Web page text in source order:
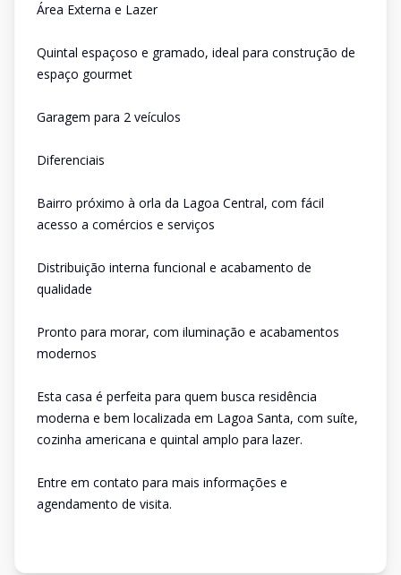
Área Externa e Lazer
Quintal espaçoso e gramado, ideal para construção de
espaço gourmet
Garagem para 2 veículos
Diferenciais
Bairro próximo à orla da Lagoa Central, com fácil
acesso a comércios e serviços
Distribuição interna funcional e acabamento de
qualidade
Pronto para morar, com iluminação e acabamentos
modernos
Esta casa é perfeita para quem busca residência
moderna e bem localizada em Lagoa Santa, com suíte,
cozinha americana e quintal amplo para lazer.
Entre em contato para mais informações e
agendamento de visita.